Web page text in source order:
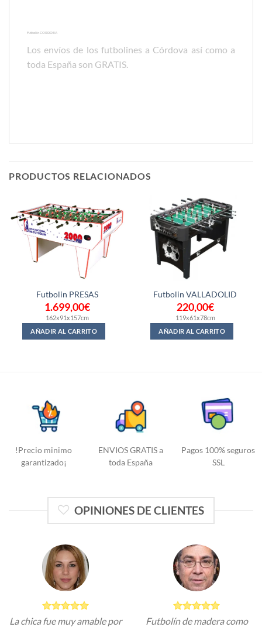
Futbolín CORDOBA
Los envíos de los futbolines a Córdova así como a
toda España son GRATIS.
PRODUCTOS RELACIONADOS
Futbolin PRESAS
1.699,00€
162x91x157cm
AÑADIR AL CARRITO
Futbolin VALLADOLID
220,00€
119x61x78cm
AÑADIR AL CARRITO
!Precio minimo
garantizado¡
ENVIOS GRATIS a
toda España
Pagos 100% seguros
SSL
OPINIONES DE CLIENTES
La chica fue muy amable por
Futbolín de madera como